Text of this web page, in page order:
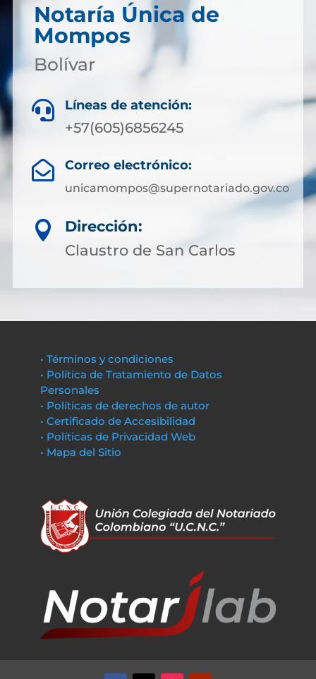
Notaría Única de
Mompos
Bolívar
 Líneas de atención:
+57(605)6856245
 Correo electrónico:
unicamompos@supernotariado.gov.co

Dirección:
Claustro de San Carlos
• Términos y condiciones
• Política de Tratamiento de Datos
Personales
• Políticas de derechos de autor
• Certificado de Accesibilidad
• Políticas de Privacidad Web
• Mapa del Sitio